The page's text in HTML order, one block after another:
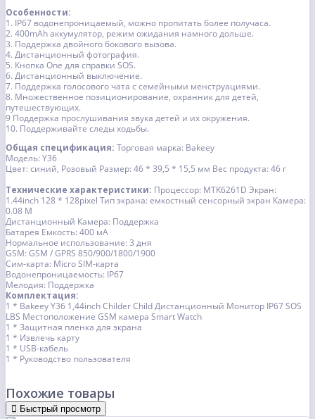
Особенности:
1. IP67 водонепроницаемый, можно пропитать более получаса.
2. 400mAh аккумулятор, режим ожидания намного дольше.
3. Поддержка двойного бокового вызова.
4. Дистанционный фотография.
5. Кнопка One для справки SOS.
6. Дистанционный выключение.
7. Поддержка голосового чата с семейными менструациями.
8. Множественное позиционирование, охранник для детей,
путешествующих.
9 Поддержка прослушивания звука детей и их окружения.
10. Поддерживайте следы ходьбы.
Общая спецификация: Торговая марка: Bakeey
Модель: Y36
Цвет: синий, Розовый Размер: 46 * 39,5 * 15,5 мм Вес продукта: 46 г
Технические характеристики: Процессор: MTK6261D Экран:
1.44inch 128 * 128pixel Тип экрана: емкостный сенсорный экран Камера:
0.08 M
Дистанционный Камера: Поддержка
Батарея Емкость: 400 мА
Нормальное использование: 3 дня
GSM: GSM / GPRS 850/900/1800/1900
Сим-карта: Micro SIM-карта
Водонепроницаемость: IP67
Мелодия: Поддержка
Комплектация:
1 * Bakeey Y36 1,44inch Childer Child Дистанционный Монитор IP67 SOS
LBS Местоположение GSM камера Smart Watch
1 * Защитная пленка для экрана
1 * Извлечь карту
1 * USB-кабель
1 * Руководство пользователя
Похожие товары
Быстрый просмотр